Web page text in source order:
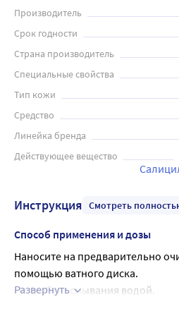
лицо свежим и здоровым.
жирной проблемной кожи, в том
В упаковке 200 мл, достаточно
Roche-Posay Effaclar Lotion
неотъемлемым помощником в
кожи. В результате поры
более ровная.
Производитель
Срок годности
Страна производитель
Специальные свойства
Тип кожи
Средство
Линейка бренда
Действующее вещество
Инструкция Смотреть
Способ применения и дозы
Наносите на предварительно
помощью ватного диска.
Не требует смывания водой.
Развернуть